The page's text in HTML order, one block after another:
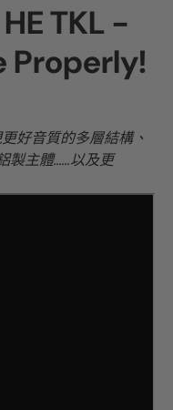
TKL -
Properly!
好音質的多層結構、
主體......以及更